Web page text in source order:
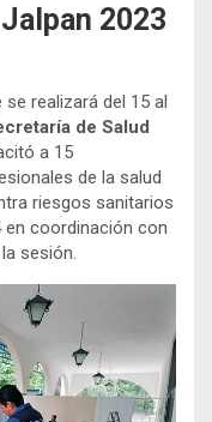
2023
realizará del 15 al
de Salud
a 15
de la salud
riesgos sanitarios
en coordinación con
sesión.